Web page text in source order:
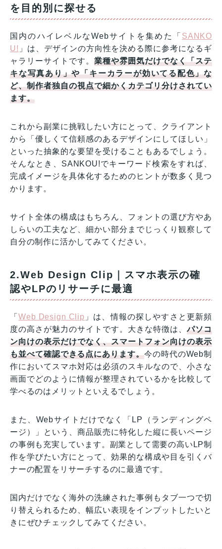
を目的別に探せる
国内のハイレベルなWebサイトを集めた「 SANKO
U! 」は、デザインの方向性を決める際に参考になるギ
ャラリーサイトです。業種や雰囲気だけでなく「ステ
キな写真あり」や「キーカラーが効いてる配色」な
ど、制作者独自の視点で細かくカテゴリ分けされてい
ます。
これから副業に挑戦したい方にとって、クライアント
から「優しくて信頼感のあるデザインにしてほしい」
といった抽象的な要望を受けることもあるでしょう。
そんなとき、SANKOU!でキーワード検索をすれば、
完成イメージを具体化するためのヒントが数多く見つ
かります。
サイト全体の構成はもちろん、フォントの選び方やあ
しらいの工夫など、細かい部分までじっくり観察して
自分の制作に活かしてみてください。
2.Web Design Clip｜スマホ表示の確
認やLPのリサーチに最適
「Web Design Clip 」は、情報の探しやすさと更新頻
度の高さが魅力のサイトです。大きな特徴は、パソコ
ン向けの表示だけでなく、スマートフォン向けの表示
も並べて確認できる点にあります。今の時代のWeb制
作においてスマホ対応は必須のスキルなので、小さな
画面でどのように情報が整理されているかを比較して
学べるのはメリットといえるでしょう。
また、Webサイトだけでなく「LP（ランディングペ
ージ）」という、商品販売に特化した縦に長いページ
の事例も充実しています。副業として需要の高いLP制
作を学びたい方にとって、効果的な構成や目を引くバ
ナーの配置をリサーチするのに最適です。
国内だけでなく海外の洗練された事例もタブ一つで切
り替えられるため、幅広い表現をインプットしたいと
きにぜひチェックしてみてください。